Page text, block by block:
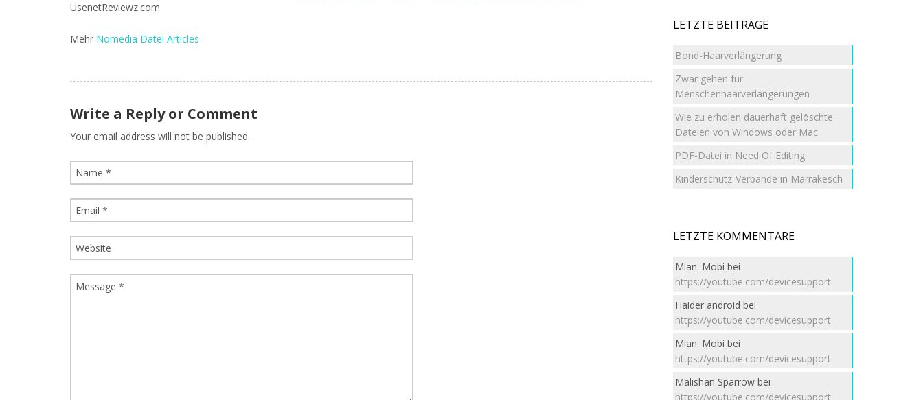
UsenetReviewz.com
Mehr Nomedia Datei Articles
Write a Reply or Comment
Your email address will not be published.
LETZTE BEITRÄGE
Bond-Haarverlängerung
Zwar gehen für
Menschenhaarverlängerungen
Wie zu erholen dauerhaft gelöschte
Dateien von Windows oder Mac
PDF-Datei in Need Of Editing
Kinderschutz-Verbände in Marrakesch
LETZTE KOMMENTARE
Mian. Mobi bei
https://youtube.com/devicesupport
Haider android bei
https://youtube.com/devicesupport
Mian. Mobi bei
https://youtube.com/devicesupport
Malishan Sparrow bei
https://youtube.com/devicesupport